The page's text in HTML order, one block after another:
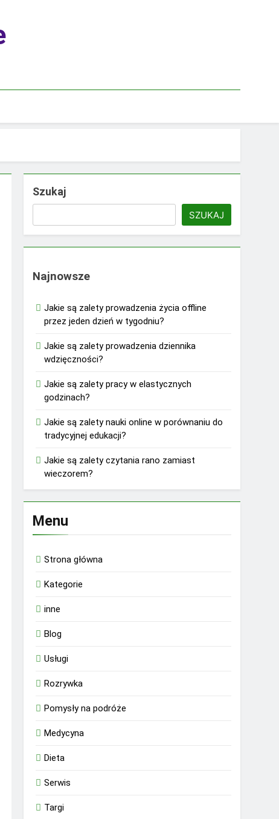
Szukaj
SZUKAJ
Najnowsze
Jakie są zalety prowadzenia życia offline
przez jeden dzień w tygodniu?
Jakie są zalety prowadzenia dziennika
wdzięczności?
Jakie są zalety pracy w elastycznych
godzinach?
Jakie są zalety nauki online w porównaniu do
tradycyjnej edukacji?
Jakie są zalety czytania rano zamiast
wieczorem?
Menu
Strona główna
Kategorie
inne
Blog
Usługi
Rozrywka
Pomysły na podróże
Medycyna
Dieta
Serwis
Targi